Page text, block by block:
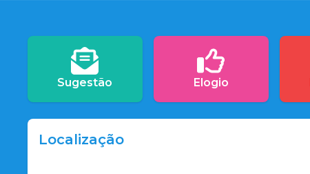
Sugestão Elogio
Localização